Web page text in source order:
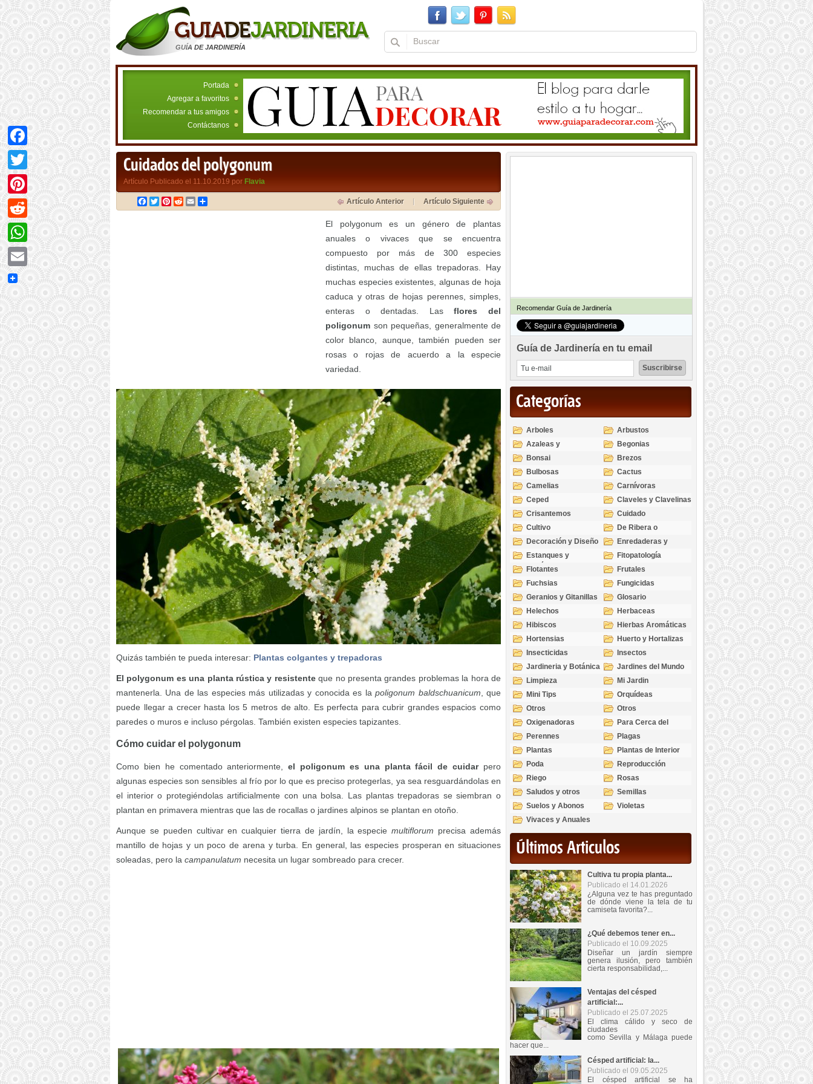
GUÍA DE JARDINERÍA
Portada
Agregar a favoritos
Recomendar a tus amigos
Contáctanos
Cuidados del polygonum
Artículo Publicado el 11.10.2019 por Flavia
Facebook
TwitterPinterest
RedditEmail Artículo Anterior Artículo Siguiente
El polygonum es un género de plantas
anuales o vivaces que se encuentra
compuesto por más de 300 especies
distintas, muchas de ellas trepadoras. Hay
muchas especies existentes, algunas de hoja
caduca y otras de hojas perennes, simples,
enteras o dentadas. Lasflores del
poligonum son pequeñas, generalmente de
color blanco, aunque, también pueden ser
rosas o rojas de acuerdo a la especie
variedad.
Quizás también te pueda interesar: Plantas colgantes y trepadoras
El polygonum es una planta rústica y resistenteque no presenta grandes problemas la hora de
mantenerla. Una de las especies más utilizadas y conocida es lapoligonum baldschuanicum , que
puede llegar a crecer hasta los 5 metros de alto. Es perfecta para cubrir grandes espacios como
paredes o muros e incluso pérgolas. También existen especies tapizantes.
Cómo cuidar el polygonum
Como bien he comentado anteriormente,el poligonum es una planta fácil de cuidarpero
algunas especies son sensibles al frío por lo que es preciso protegerlas, ya sea resguardándolas en
el interior o protegiéndolas artificialmente con una bolsa. Las plantas trepadoras se siembran o
plantan en primavera mientras que las de rocallas o jardines alpinos se plantan en otoño.
Aunque se pueden cultivar en cualquier tierra de jardín, la especiemultiflorum precisa además
mantillo de hojas y un poco de arena y turba. En general, las especies prosperan en situaciones
soleadas, pero la campanulatum necesita un lugar sombreado para crecer.
Recomendar Guía de Jardinería
Guía de Jardinería en tu email
Categorías
Arboles
Arbustos
Azaleas y
Rododendros
Begonias
Bonsai
Brezos
Bulbosas
Cactus
Camelias
Carnívoras
Ceped
Claveles y Clavelinas
Crisantemos
Cuidado
Cultivo
De Ribera o
Palustres
Decoración y Diseño
Enredaderas y
cubresuelos
Estanques y
Acuáticas
Fitopatología
Flotantes
Frutales
Fuchsias
Fungicidas
Geranios y Gitanillas
Glosario
Helechos
Herbaceas
Hibiscos
Hierbas Aromáticas
Hortensias
Huerto y Hortalizas
Insecticidas
Insectos
Jardineria y Botánica
Jardines del Mundo
Limpieza
Mi Jardin
Mini Tips
Orquídeas
Otros
Otros
Oxigenadoras
Para Cerca del
Estanque
Perennes
Plagas
Plantas
Plantas de Interior
Poda
Reproducción
Riego
Rosas
Saludos y otros
temas
Semillas
Suelos y Abonos
Violetas
Vivaces y Anuales
Últimos Articulos
Cultiva tu propia planta...
Publicado el 14.01.2026
¿Alguna vez te has preguntado
de dónde viene la tela de tu
camiseta favorita?...
¿Qué debemos tener en...
Publicado el 10.09.2025
Diseñar un jardín siempre
genera ilusión, pero también
cierta responsabilidad,...
Ventajas del césped
artificial:...
Publicado el 25.07.2025
El clima cálido y seco de
ciudades
como Sevilla y Málaga puede
hacer que...
Césped artificial: la...
Publicado el 09.05.2025
El césped artificial se ha
Facebook
Twitter
Pinterest
Reddit
WhatsApp
Email